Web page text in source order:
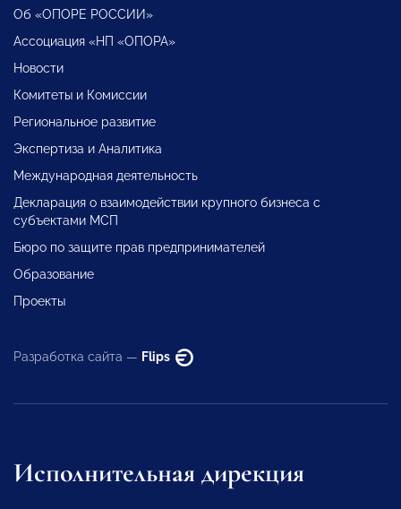
Об «ОПОРЕ РОССИИ»
Ассоциация «НП «ОПОРА»
Новости
Комитеты и Комиссии
Региональное развитие
Экспертиза и Аналитика
Международная деятельность
Декларация о взаимодействии крупного бизнеса с
субъектами МСП
Бюро по защите прав предпринимателей
Образование
Проекты
Разработка сайта — Flips
Исполнительная дирекция